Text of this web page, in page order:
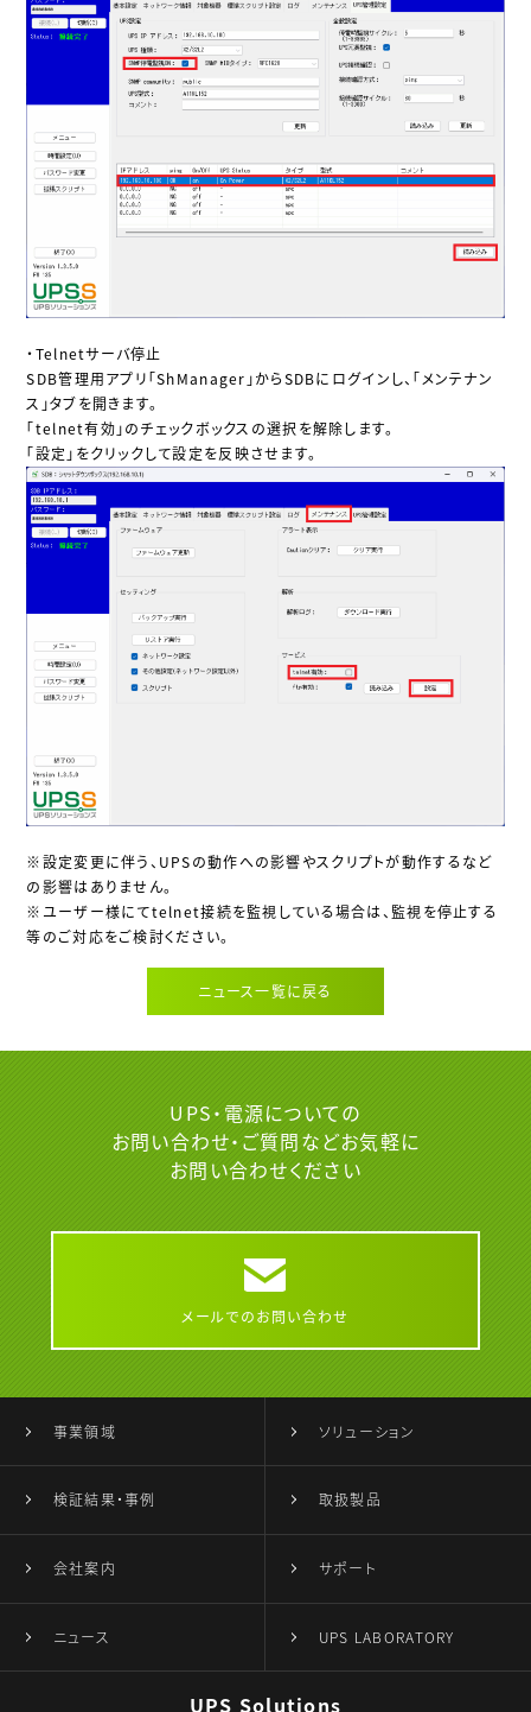
・Telnetサーバ停止
SDB管理用アプリ「ShManager」からSDBにログインし、「メンテナン
ス」タブを開きます。
「telnet有効」のチェックボックスの選択を解除します。
「設定」をクリックして設定を反映させます。
※設定変更に伴う、UPSの動作への影響やスクリプトが動作するなど
の影響はありません。
※ユーザー様にてtelnet接続を監視している場合は、監視を停止する
等のご対応をご検討ください。
ニュース一覧に戻る
UPS・電源についての
お問い合わせ・ご質問などお気軽に
お問い合わせください
メールでのお問い合わせ
事業領域 ソリューション
検証結果・事例 取扱製品
サポート
会社案内
ニュース UPS LABORATORY
UPS Solutions